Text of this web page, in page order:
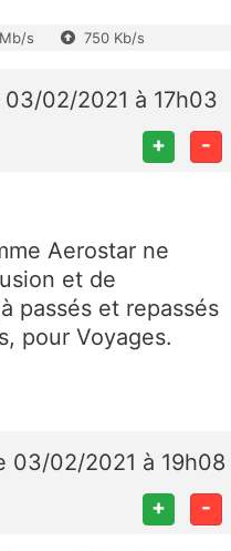
s 750 Kb/s
03/02/2021 à 17h03
+ -
Aerostar ne
et de
passés et repassés
pour Voyages.
03/02/2021 à 19h08
+ -